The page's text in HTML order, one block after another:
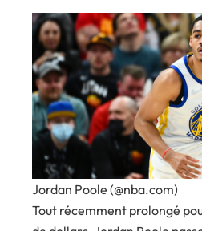
Jordan Poole (@nba.com)
Tout récemment prolongé